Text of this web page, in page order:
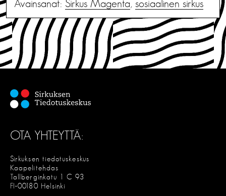
Avainsanat: Sirkus Magenta, sosiaalinen sirkus
OTA YHTEYTTÄ:
Sirkuksen tiedotuskeskus
Kaapelitehdas
Tallberginkatu 1 C 93
FI-00180 Helsinki